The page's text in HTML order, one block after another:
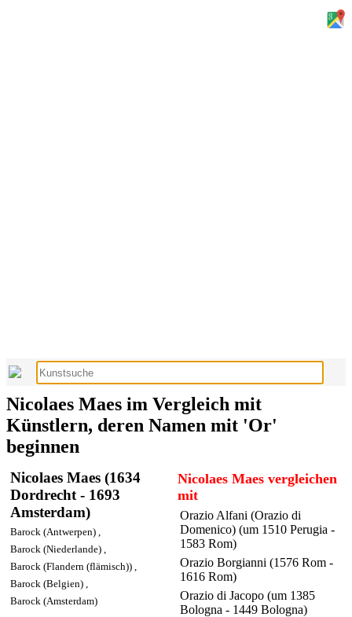
Nicolaes Maes im Vergleich mit
Künstlern, deren Namen mit 'Or'
beginnen
Nicolaes Maes (1634
Dordrecht - 1693
Amsterdam)
Barock (Antwerpen) ,
Barock (Niederlande) ,
Barock (Flandern (flämisch)) ,
Barock (Belgien) ,
Barock (Amsterdam)
Nicolaes Maes vergleichen
mit
Orazio Alfani (Orazio di
Domenico) (um 1510 Perugia -
1583 Rom)
Orazio Borgianni (1576 Rom -
1616 Rom)
Orazio di Jacopo (um 1385
Bologna - 1449 Bologna)